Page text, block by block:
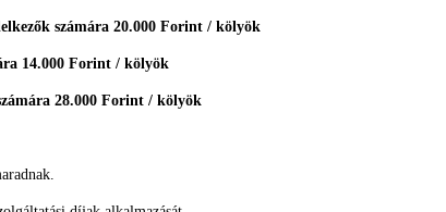
számára 20.000 Forint / kölyök
14.000 Forint / kölyök
28.000 Forint / kölyök